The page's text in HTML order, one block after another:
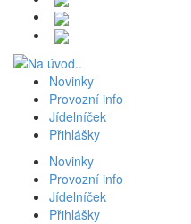
Novinky
Provozní info
Jídelníček
Přihlášky
Novinky
Provozní info
Jídelníček
Přihlášky